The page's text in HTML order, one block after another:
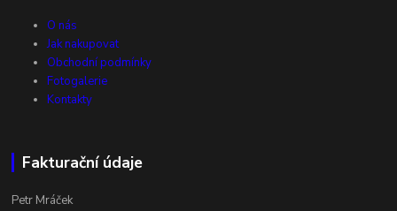
O nás
Jak nakupovat
Obchodní podmínky
Fotogalerie
Kontakty
Fakturační údaje
Petr Mráček